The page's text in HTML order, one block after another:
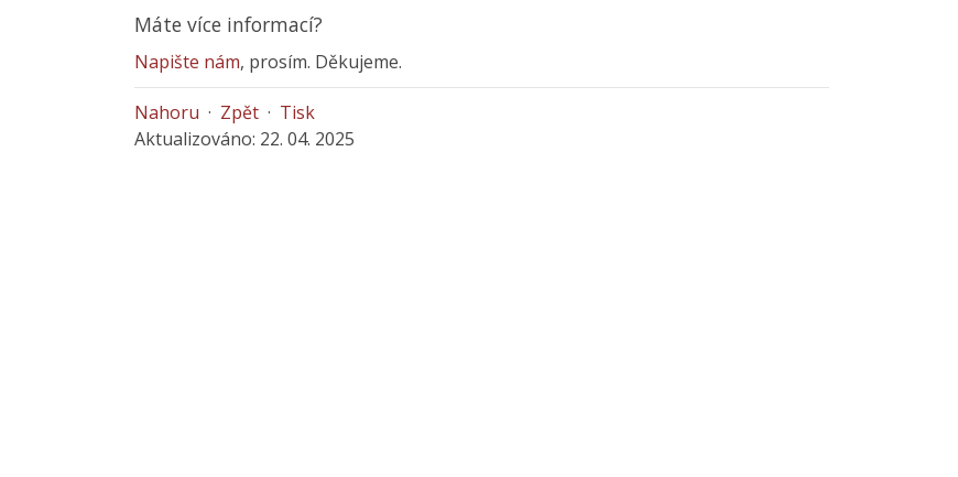
Máte více informací?
Napište nám, prosím. Děkujeme.
Nahoru · Zpět · Tisk
Aktualizováno: 22. 04. 2025